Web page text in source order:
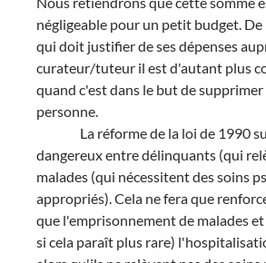
négligeable pour un petit budget.
qui doit justifier de ses dépenses
curateur/tuteur il est d'autant plus
quand c'est dans le but de
personne.
La réforme de la loi de 1990
dangereux entre délinquants (qui
malades (qui nécessitent des soins
appropriés). Cela ne fera que
que l'emprisonnement de malades
si cela paraît plus rare)